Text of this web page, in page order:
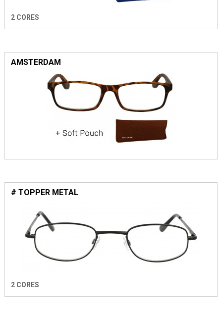
2 CORES
AMSTERDAM
# TOPPER METAL
2 CORES